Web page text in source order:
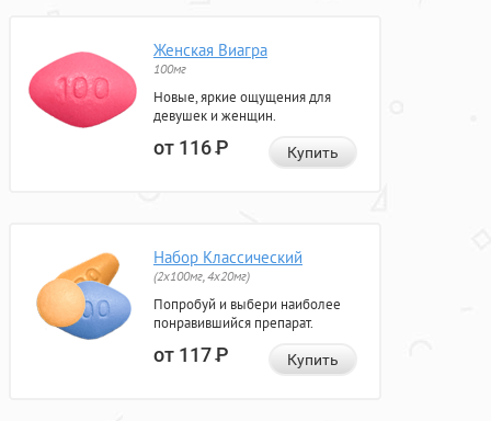
Женская Виагра
100мг
Новые, яркие ощущения для
девушек и женщин.
от 116Р Купить
Набор Классический
(2x100мг, 4x20мг)
Попробуй и выбери наиболее
понравившийся препарат.
от 117Р Купить